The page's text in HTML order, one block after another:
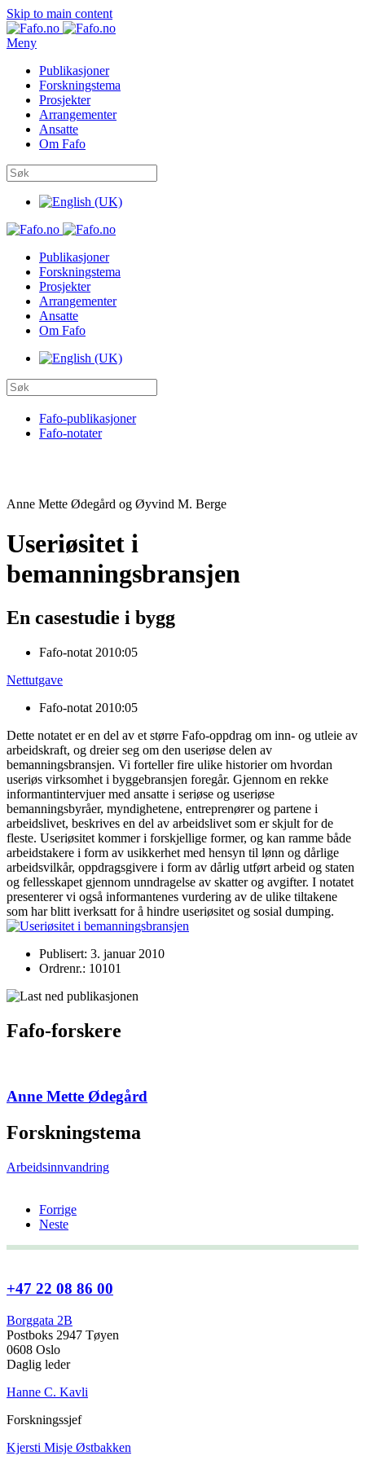
Skip to main content
Meny
Publikasjoner
Forskningstema
Prosjekter
Arrangementer
Ansatte
Om Fafo
Publikasjoner
Forskningstema
Prosjekter
Arrangementer
Ansatte
Om Fafo
Fafo-publikasjoner
Fafo-notater
Anne Mette Ødegård og Øyvind M. Berge
Useriøsitet i
bemanningsbransjen
En casestudie i bygg
Fafo-notat 2010:05
Nettutgave
Fafo-notat 2010:05
Dette notatet er en del av et større Fafo-oppdrag om inn- og utleie av
arbeidskraft, og dreier seg om den useriøse delen av
bemanningsbransjen. Vi forteller fire ulike historier om hvordan
useriøs virksomhet i byggebransjen foregår. Gjennom en rekke
informantintervjuer med ansatte i seriøse og useriøse
bemanningsbyråer, myndighetene, entreprenører og partene i
arbeidslivet, beskrives en del av arbeidslivet som er skjult for de
fleste. Useriøsitet kommer i forskjellige former, og kan ramme både
arbeidstakere i form av usikkerhet med hensyn til lønn og dårlige
arbeidsvilkår, oppdragsgivere i form av dårlig utført arbeid og staten
og fellesskapet gjennom unndragelse av skatter og avgifter. I notatet
presenterer vi også informantenes vurdering av de ulike tiltakene
som har blitt iverksatt for å hindre useriøsitet og sosial dumping.
Publisert: 3. januar 2010
Ordrenr.: 10101
Fafo-forskere
Anne Mette Ødegård
Forskningstema
Arbeidsinnvandring
Forrige
Neste
+47 22 08 86 00
Borggata 2B
Postboks 2947 Tøyen
0608 Oslo
Daglig leder
Hanne C. Kavli
Forskningssjef
Kjersti Misje Østbakken